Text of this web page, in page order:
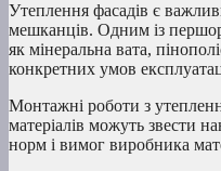
Утеплення фасадів є
мешканців. Одним із
як мінеральна вата,
конкретних умов
Монтажні роботи з
матеріалів можуть звести
норм і вимог виробника